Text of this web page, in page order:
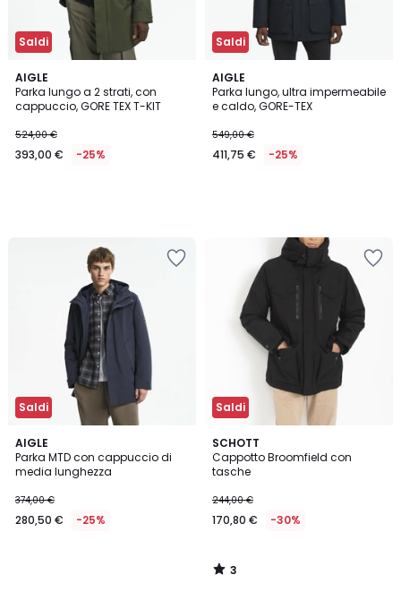
Saldi
AIGLE
Parka lungo a 2 strati, con
cappuccio, GORE TEX T-KIT
524,00 €
393,00 € -25%
Saldi
AIGLE
Parka lungo, ultra impermeabile
e caldo, GORE-TEX
549,00 €
411,75 € -25%
Saldi
AIGLE
Parka MTD con cappuccio di
media lunghezza
374,00 €
280,50 € -25%
Saldi
SCHOTT
Cappotto Broomfield con
tasche
244,00 €
170,80 € -30%
3
/
5
3
/